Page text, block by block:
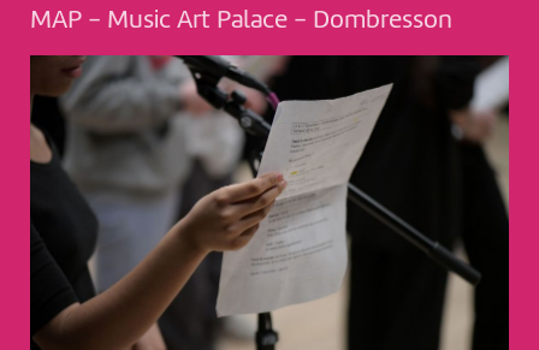
MAP - Music Art Palace - Dombresson